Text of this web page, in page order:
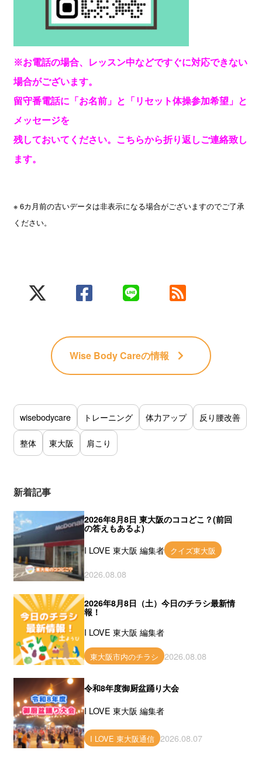
※お電話の場合、レッスン中などですぐに対応できない
場合がございます。
留守番電話に「お名前」と「リセット体操参加希望」と
メッセージを
残しておいてください。こちらから折り返しご連絡致し
ます。
※ 6カ月前の古いデータは非表示になる場合がございますのでご了承
ください。
Wise Body Careの情報
wisebodycare トレーニング 体力アップ 反り腰改善
整体 東大阪 肩こり
新着記事
2026年8月8日 東大阪のココどこ？(前回
の答えもあるよ)
I LOVE 東大阪 編集者 クイズ東大阪
2026.08.08
2026年8月8日（土）今日のチラシ最新情
報！
I LOVE 東大阪 編集者
東大阪市内のチラシ 2026.08.08
令和8年度御厨盆踊り大会
I LOVE 東大阪 編集者
I LOVE 東大阪通信 2026.08.07